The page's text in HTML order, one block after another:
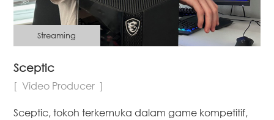
Streaming
Sceptic
Video Producer
Sceptic, tokoh terkemuka dalam game kompetitif,